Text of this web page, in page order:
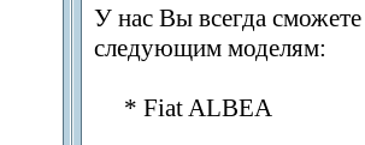
У нас Вы всегда сможете
следующим моделям:
* Fiat ALBEA